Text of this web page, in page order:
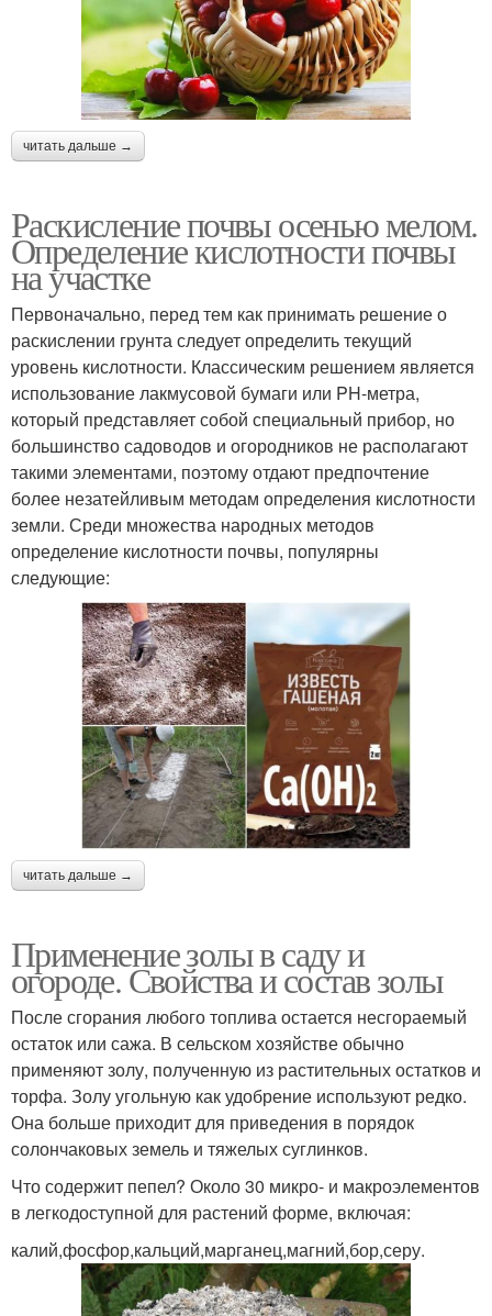
читать дальше →
Раскисление почвы осенью мелом.
Определение кислотности почвы
на участке
Первоначально, перед тем как принимать решение о
раскислении грунта следует определить текущий
уровень кислотности. Классическим решением является
использование лакмусовой бумаги или PH-метра,
который представляет собой специальный прибор, но
большинство садоводов и огородников не располагают
такими элементами, поэтому отдают предпочтение
более незатейливым методам определения кислотности
земли. Среди множества народных методов
определение кислотности почвы, популярны
следующие:
читать дальше →
Применение золы в саду и
огороде. Свойства и состав золы
После сгорания любого топлива остается несгораемый
остаток или сажа. В сельском хозяйстве обычно
применяют золу, полученную из растительных остатков и
торфа. Золу угольную как удобрение используют редко.
Она больше приходит для приведения в порядок
солончаковых земель и тяжелых суглинков.
Что содержит пепел? Около 30 микро- и макроэлементов
в легкодоступной для растений форме, включая:
калий,фосфор,кальций,марганец,магний,бор,серу.